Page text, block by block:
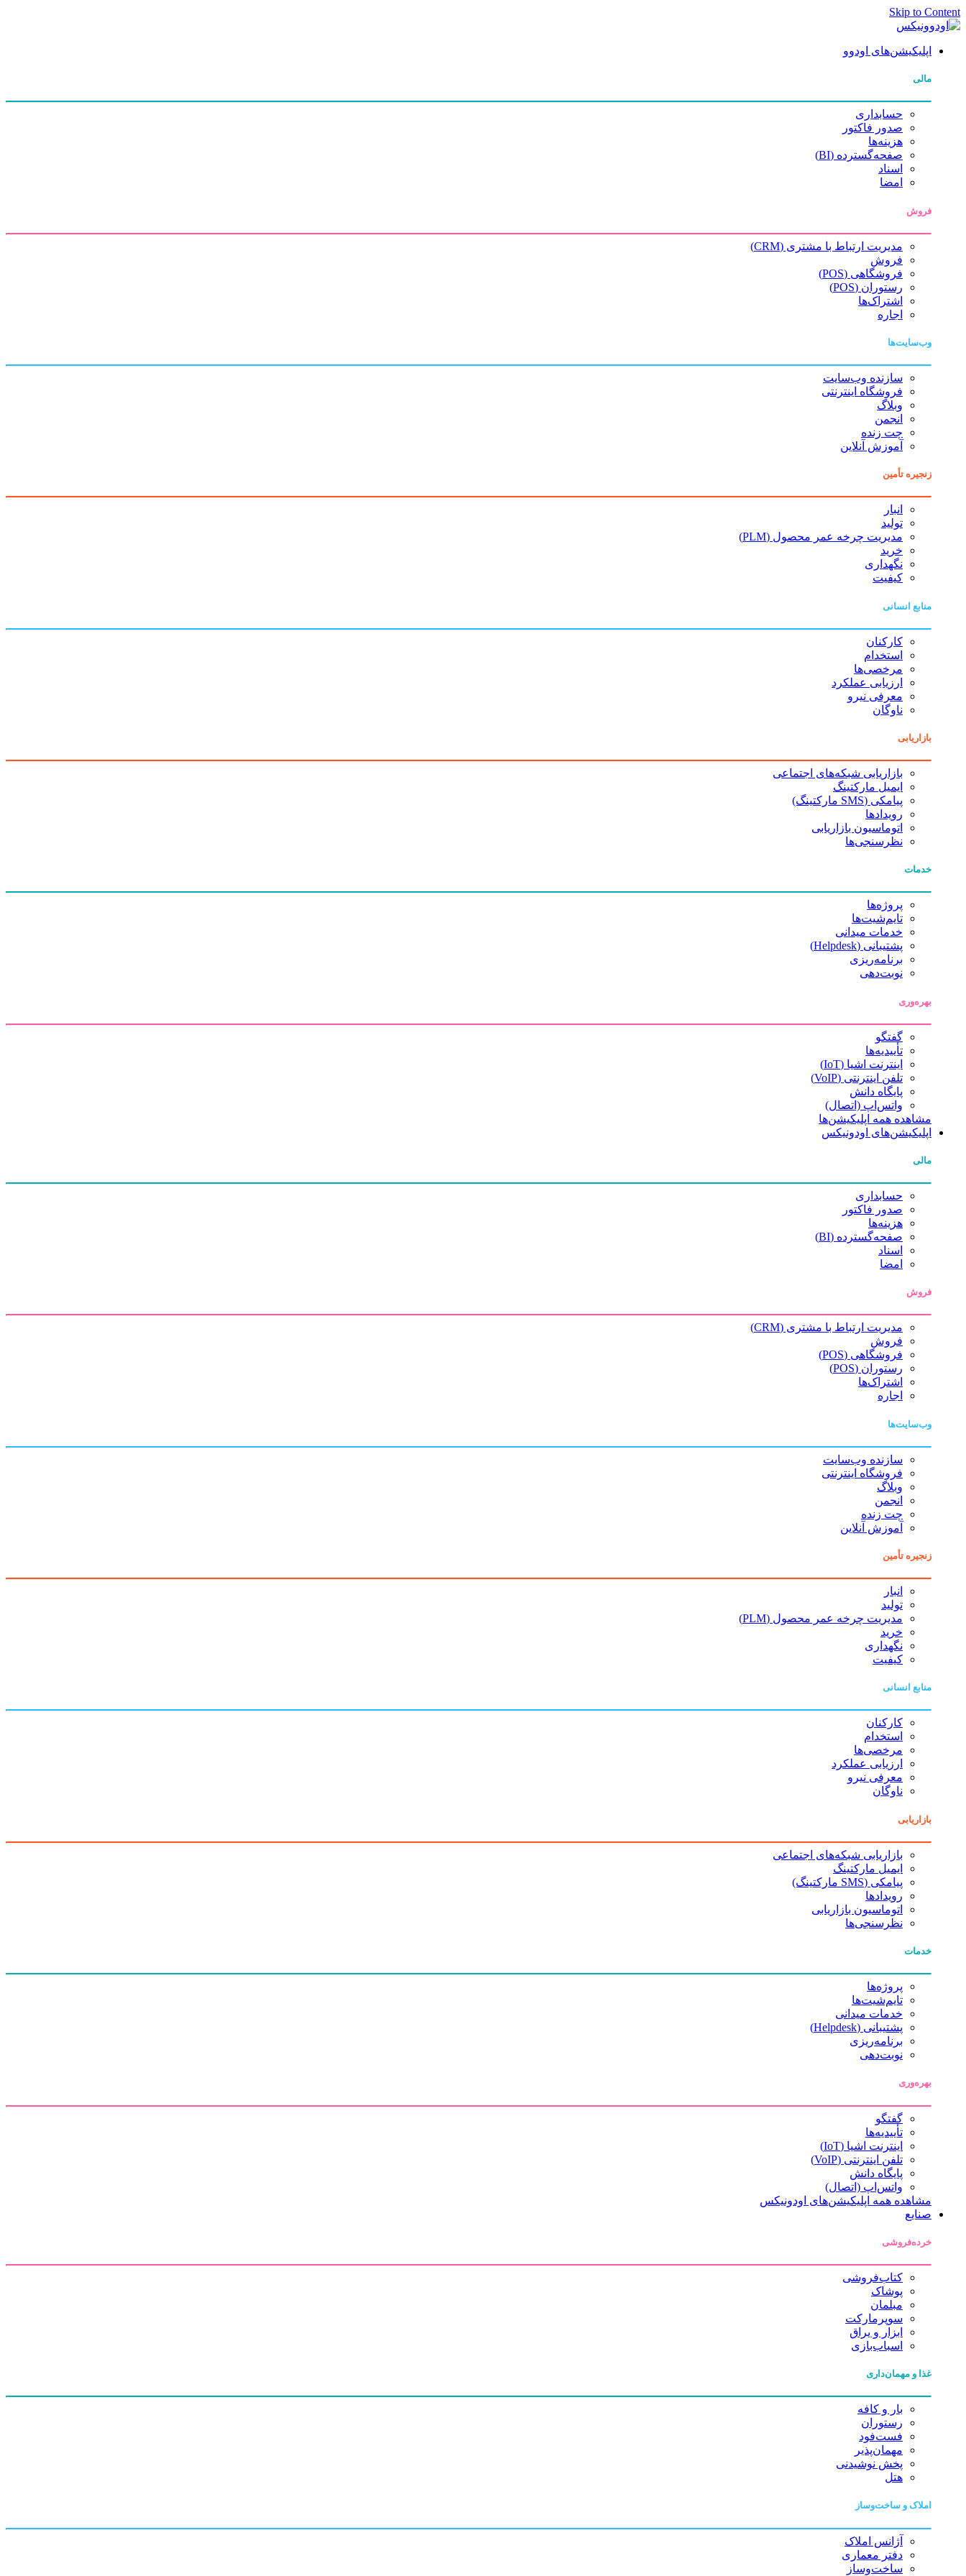
Skip to Content
اپلیکیشن‌های اودوو
مالی
حسابداری
صدور فاکتور
هزینه‌ها
صفحه‌گسترده (BI)
اسناد
امضا
فروش
مدیریت ارتباط با مشتری (CRM)
فروش
فروشگاهی (POS)
رستوران (POS)
اشتراک‌ها
اجاره
وب‌سایت‌ها
سازنده وب‌سایت
فروشگاه اینترنتی
وبلاگ
انجمن
چت زنده
آموزش آنلاین
زنجیره تأمین
انبار
تولید
مدیریت چرخه عمر محصول (PLM)
خرید
نگهداری
کیفیت
منابع انسانی
کارکنان
استخدام
مرخصی‌ها
ارزیابی عملکرد
معرفی نیرو
ناوگان
بازاریابی
بازاریابی شبکه‌های اجتماعی
ایمیل مارکتینگ
پیامکی (SMS مارکتینگ)
رویدادها
اتوماسیون بازاریابی
نظرسنجی‌ها
خدمات
پروژه‌ها
تایم‌شیت‌ها
خدمات میدانی
پشتیبانی (Helpdesk)
برنامه‌ریزی
نوبت‌دهی
بهره‌وری
گفتگو
تأییدیه‌ها
اینترنت اشیا (IoT)
تلفن اینترنتی (VoIP)
پایگاه دانش
واتس‌اپ (اتصال)
مشاهده همه اپلیکیشن‌ها
اپلیکیشن‌های اودونیکس
مالی
حسابداری
صدور فاکتور
هزینه‌ها
صفحه‌گسترده (BI)
اسناد
امضا
فروش
مدیریت ارتباط با مشتری (CRM)
فروش
فروشگاهی (POS)
رستوران (POS)
اشتراک‌ها
اجاره
وب‌سایت‌ها
سازنده وب‌سایت
فروشگاه اینترنتی
وبلاگ
انجمن
چت زنده
آموزش آنلاین
زنجیره تأمین
انبار
تولید
مدیریت چرخه عمر محصول (PLM)
خرید
نگهداری
کیفیت
منابع انسانی
کارکنان
استخدام
مرخصی‌ها
ارزیابی عملکرد
معرفی نیرو
ناوگان
بازاریابی
بازاریابی شبکه‌های اجتماعی
ایمیل مارکتینگ
پیامکی (SMS مارکتینگ)
رویدادها
اتوماسیون بازاریابی
نظرسنجی‌ها
خدمات
پروژه‌ها
تایم‌شیت‌ها
خدمات میدانی
پشتیبانی (Helpdesk)
برنامه‌ریزی
نوبت‌دهی
بهره‌وری
گفتگو
تأییدیه‌ها
اینترنت اشیا (IoT)
تلفن اینترنتی (VoIP)
پایگاه دانش
واتس‌اپ (اتصال)
مشاهده همه اپلیکیشن‌های اودونیکس
صنایع
خرده‌فروشی
کتاب‌فروشی
پوشاک
مبلمان
سوپرمارکت
ابزار و یراق
اسباب‌بازی
غذا و مهمان‌داری
بار و کافه
رستوران
فست‌فود
مهمان‌پذیر
پخش نوشیدنی
هتل
املاک و ساخت‌وساز
آژانس املاک
دفتر معماری
ساخت‌وساز